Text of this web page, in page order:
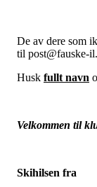
De av dere som
til post@fauske-
Husk fullt navn
Velkommen til
Skihilsen fra